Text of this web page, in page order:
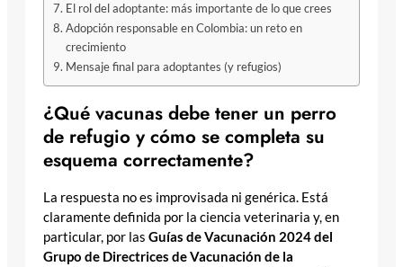
El rol del adoptante: más importante de lo que crees
Adopción responsable en Colombia: un reto en
crecimiento
Mensaje final para adoptantes (y refugios)
¿Qué vacunas debe tener un perro
de refugio y cómo se completa su
esquema correctamente?
La respuesta no es improvisada ni genérica. Está
claramente definida por la ciencia veterinaria y, en
particular, por las Guías de Vacunación 2024 del
Grupo de Directrices de Vacunación de la